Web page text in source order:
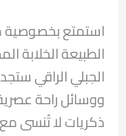
استمتع
الطبيعة الخلابة
الجبلي الراقي
ووسائل راحة
ذكريات لا تُنسى